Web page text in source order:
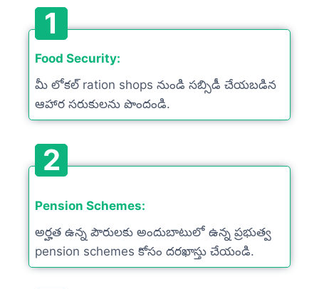
1
Food Security:
మీ లోకల్ ration shops నుండి సబ్సిడీ చేయబడిన
ఆహార సరుకులను పొందండి.
2
Pension Schemes:
అర్హత ఉన్న పౌరులకు అందుబాటులో ఉన్న ప్రభుత్వ
pension schemes కోసం దరఖాస్తు చేయండి.